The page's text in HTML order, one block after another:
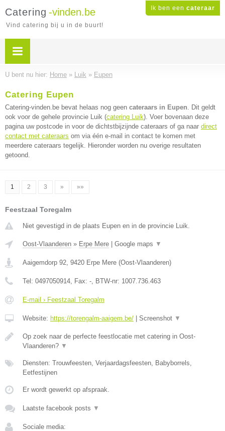
Ik ben een cateraar
Catering -vinden.be
Vind catering bij u in de buurt!
U bent nu hier: Home » Luik » Eupen
Catering Eupen
Catering-vinden.be bevat helaas nog geen cateraars in Eupen. Dit geldt
ook voor de gehele provincie Luik (catering Luik). Voer bovenaan deze
pagina uw postcode in voor de dichtstbijzijnde cateraars of ga naar direct
contact met cateraars om via één e-mail in contact te komen met
meerdere cateraars tegelijk. Hieronder worden nu overige resultaten
getoond.
1 2 3 » »»
Feestzaal Toregalm
Niet gevestigd in de plaats Eupen en in de provincie Luik.
Oost-Vlaanderen » Erpe Mere Google maps ▼
Aaigemdorp 92, 9420 Erpe Mere (Oost-Vlaanderen)
Tel: 0497050914, Fax: -, BTW-nr: 1007.736.463
E-mail › Feestzaal Toregalm
Website: https://torengalm-aaigem.be/ Screenshot ▼
Op zoek naar de perfecte feestlocatie met catering in Oost-
Vlaanderen? ▼
Diensten: Trouwfeesten, Verjaardagsfeesten, Babyborrels,
Eetfestijnen
Er wordt gewerkt op afspraak.
Laatste facebook posts ▼
Sociale media: